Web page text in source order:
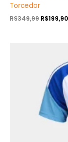
Torcedor
R$349,99 R$199,90
original
era: